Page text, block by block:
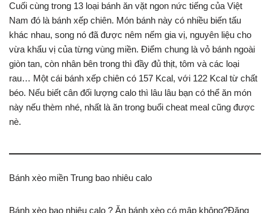
Cuối cùng trong 13 loại bánh ăn vặt ngon nức tiếng của Việt
Nam đó là bánh xếp chiên. Món bánh này có nhiều biến tấu
khác nhau, song nó đã được nêm nếm gia vị, nguyên liệu cho
vừa khẩu vị của từng vùng miền. Điểm chung là vỏ bánh ngoài
giòn tan, còn nhân bên trong thì đầy đủ thịt, tôm và các loại
rau… Một cái bánh xếp chiên có 157 Kcal, với 122 Kcal từ chất
béo. Nếu biết cân đối lượng calo thì lâu lâu bạn có thể ăn món
này nếu thèm nhé, nhất là ăn trong buổi cheat meal cũng được
nè.
Bánh xèo miền Trung bao nhiêu calo
Bánh xèo bao nhiêu calo ? Ăn bánh xèo có mập không?Đăng